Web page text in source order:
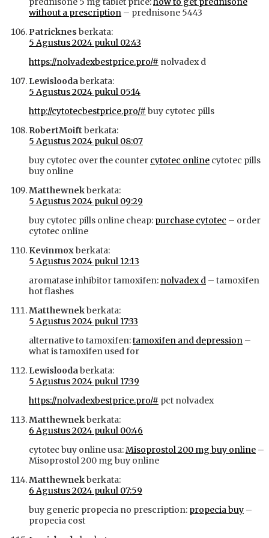
without a prescription – prednisone 5443
Patricknes berkata:
5 Agustus 2024 pukul 02:43
https://nolvadexbestprice.pro/# nolvadex d
Lewisloodaberkata:
5 Agustus 2024 pukul 05:14
http://cytotecbestprice.pro/# buy cytotec pills
RobertMoift berkata:
5 Agustus 2024 pukul 08:07
buy cytotec over the counter cytotec online cytotec pills
buy online
Matthewnekberkata:
5 Agustus 2024 pukul 09:29
buy cytotec pills online cheap: purchase cytotec – order
cytotec online
Kevinmoxberkata:
5 Agustus 2024 pukul 12:13
aromatase inhibitor tamoxifen: nolvadex d – tamoxifen
hot flashes
Matthewnekberkata:
5 Agustus 2024 pukul 17:33
alternative to tamoxifen:tamoxifen and depression –
what is tamoxifen used for
Lewisloodaberkata:
5 Agustus 2024 pukul 17:39
https://nolvadexbestprice.pro/# pct nolvadex
Matthewnekberkata:
6 Agustus 2024 pukul 00:46
cytotec buy online usa:Misoprostol 200 mg buy online –
Misoprostol 200 mg buy online
Matthewnekberkata:
6 Agustus 2024 pukul 07:59
buy generic propecia no prescription: propecia buy –
propecia cost